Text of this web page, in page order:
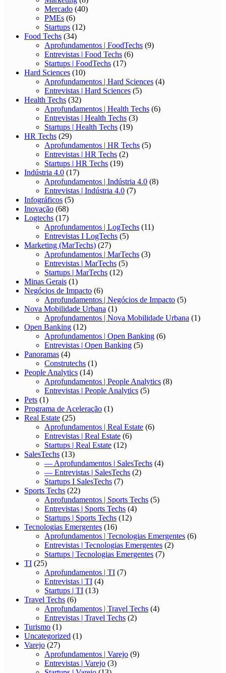
Mercado (40)
PMEs (6)
Startups (12)
Food Techs (34)
Aprofundamentos | FoodTechs (9)
Entrevistas | Food Techs (6)
Startups | FoodTechs (17)
Hard Sciences (10)
Aprofundamentos | Hard Sciences (4)
Entrevistas | Hard Sciences (5)
Health Techs (32)
Aprofundamentos | Health Techs (6)
Entrevistas | Health Techs (3)
Startups | Health Techs (19)
HR Techs (29)
Aprofundamentos | HR Techs (5)
Entrevistas | HR Techs (2)
Startups | HR Techs (19)
Indústria 4.0 (17)
Aprofundamentos | Indústria 4.0 (8)
Entrevistas | Indústria 4.0 (7)
Infográficos (5)
Inovação (68)
Logtechs (17)
Aprofundamentos | LogTechs (11)
Entrevistas I LogTechs (5)
Marketing (MarTechs) (27)
Aprofundamentos | MarTechs (3)
Entrevistas | MarTechs (5)
Startups | MarTechs (12)
Minas Gerais (1)
Negócios de Impacto (6)
Aprofundamentos | Negócios de Impacto (5)
Nova Mobilidade Urbana (1)
Aprofundamentos | Nova Mobilidade Urbana (1)
Open Banking (12)
Aprofundamentos | Open Banking (6)
Entrevistas | Open Banking (5)
Panoramas (4)
Construtechs (1)
People Analytics (14)
Aprofundamentos | People Analytics (8)
Entrevistas | People Analytics (5)
Pets (1)
Programa de Aceleração (1)
Real Estate (25)
Aprofundamentos | Real Estate (6)
Entrevistas | Real Estate (6)
Startups | Real Estate (12)
SalesTechs (13)
— Aprofundamentos | SalesTechs (4)
— Entrevistas | SalesTechs (2)
Startups I SalesTechs (7)
Sports Techs (22)
Aprofundamentos | Sports Techs (5)
Entrevistas | Sports Techs (4)
Startups | Sports Techs (12)
Tecnologias Emergentes (16)
Aprofundamentos | Tecnologias Emergentes (6)
Entrevistas | Tecnologias Emergentes (2)
Startups | Tecnologias Emergentes (7)
TI (25)
Aprofundamentos | TI (7)
Entrevistas | TI (4)
Startups | TI (13)
Travel Techs (6)
Aprofundamentos | Travel Techs (4)
Entrevistas | Travel Techs (2)
Turismo (1)
Uncategorized (1)
Varejo (27)
Aprofundamentos | Varejo (9)
Entrevistas | Varejo (3)